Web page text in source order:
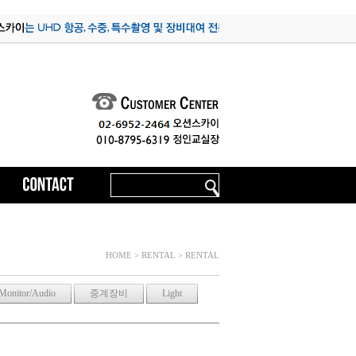
HOME > RENTAL > RENTAL
Audio 중계장비 Light